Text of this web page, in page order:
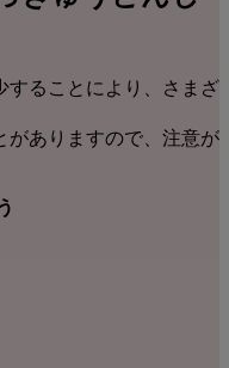
することにより、さまざ
がありますので、注意が